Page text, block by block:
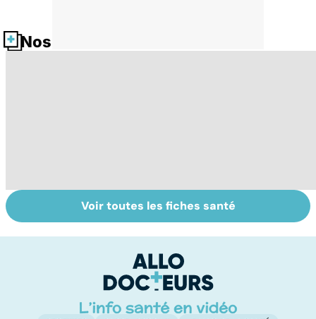
Nos fiches santé
Tout savoir sur
les infections
Inflammation des
amygdales : que
d'angine ?
Voir toutes les fiches santé